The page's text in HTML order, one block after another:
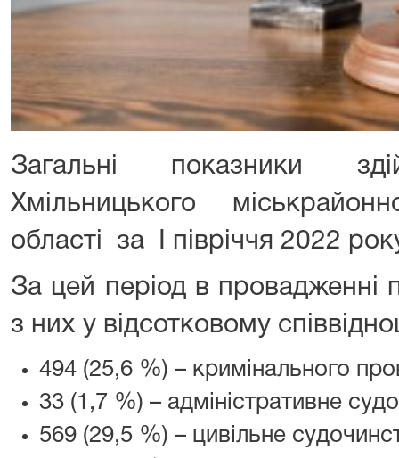
Загальні показники
Хмільницького
області за I півріччя 2022
За цей період в провадженні
з них у відсотковому
494 (25,6 %) – кримінального
33 (1,7 %) – адміністративне
569 (29,5 %) – цивільне